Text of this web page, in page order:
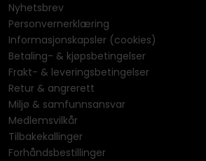
Nyhetsbrev
Personvernerklæring
Informasjonskapsler (cookies)
Betaling- & kjøpsbetingelser
Frakt- & leveringsbetingelser
Retur & angrerett
Miljø & samfunnsansvar
Medlemsvilkår
Tilbakekallinger
Forhåndsbestillinger